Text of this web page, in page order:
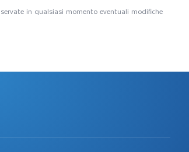
in qualsiasi momento eventuali modifiche